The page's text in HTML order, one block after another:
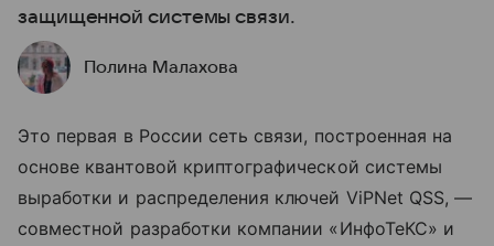
защищенной системы связи.
Полина Малахова
Это первая в России сеть связи, построенная на
основе квантовой криптографической системы
выработки и распределения ключей ViPNet QSS, —
совместной разработки компании «ИнфоТеКС» и